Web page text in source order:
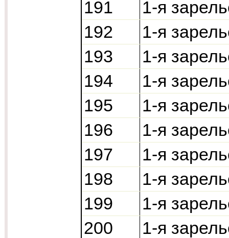
191
1-я
192
1-я
193
1-я
194
1-я
195
1-я
196
1-я
197
1-я
198
1-я
199
1-я
200
1-я